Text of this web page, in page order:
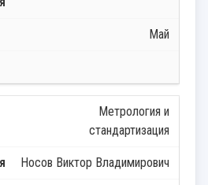
Май
Метрология и
стандартизация
Носов Виктор Владимирович